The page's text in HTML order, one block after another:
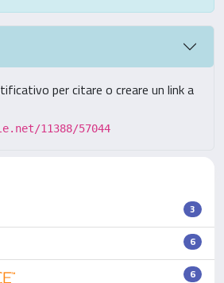
per citare o creare un link a
11388/57044
3
6
6